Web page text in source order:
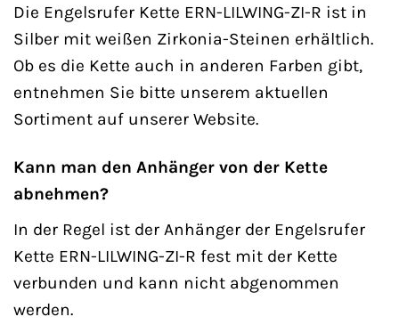
Die Engelsrufer Kette ERN-LILWING-ZI-R ist in
Silber mit weißen Zirkonia-Steinen erhältlich.
Ob es die Kette auch in anderen Farben gibt,
entnehmen Sie bitte unserem aktuellen
Sortiment auf unserer Website.
Kann man den Anhänger von der Kette
abnehmen?
In der Regel ist der Anhänger der Engelsrufer
Kette ERN-LILWING-ZI-R fest mit der Kette
verbunden und kann nicht abgenommen
werden.